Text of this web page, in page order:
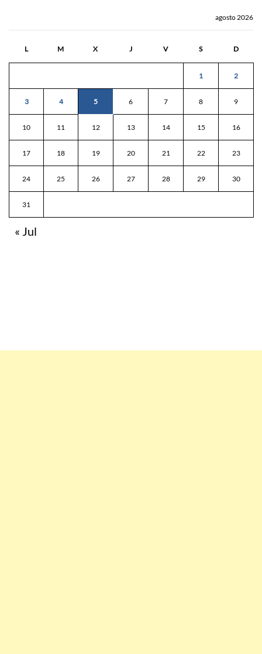
agosto 2026
L M X J V S D
1 2
3 4 5 6 7 8 9
10 11 12 13 14 15 16
17 18 19 20 21 22 23
24 25 26 27 28 29 30
31
« Jul